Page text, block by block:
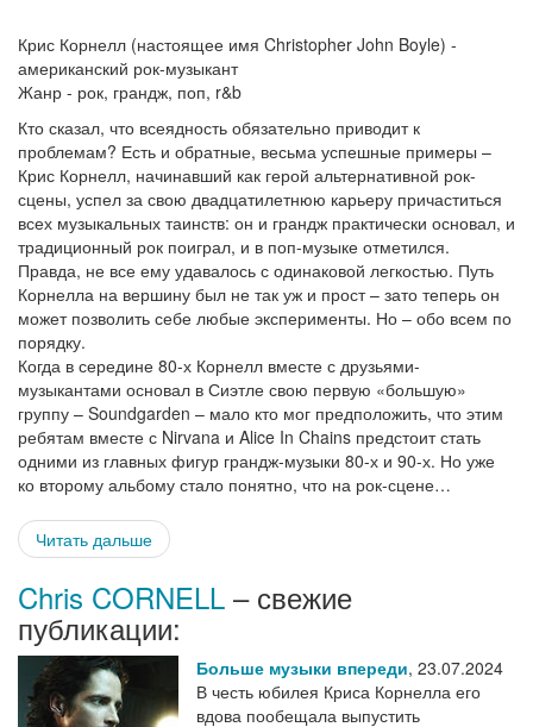
Крис Корнелл (настоящее имя Christopher John Boyle) -
американский рок-музыкант
Жанр - рок, грандж, поп, r&b
Кто сказал, что всеядность обязательно приводит к
проблемам? Есть и обратные, весьма успешные примеры –
Крис Корнелл, начинавший как герой альтернативной рок-
сцены, успел за свою двадцатилетнюю карьеру причаститься
всех музыкальных таинств: он и грандж практически основал, и
традиционный рок поиграл, и в поп-музыке отметился.
Правда, не все ему удавалось с одинаковой легкостью. Путь
Корнелла на вершину был не так уж и прост – зато теперь он
может позволить себе любые эксперименты. Но – обо всем по
порядку.
Когда в середине 80-х Корнелл вместе с друзьями-
музыкантами основал в Сиэтле свою первую «большую»
группу – Soundgarden – мало кто мог предположить, что этим
ребятам вместе с Nirvana и Alice In Chains предстоит стать
одними из главных фигур грандж-музыки 80-х и 90-х. Но уже
ко второму альбому стало понятно, что на рок-сцене…
Читать дальше
Chris CORNELL – свежие
публикации:
Больше музыки впереди, 23.07.2024
В честь юбилея Криса Корнелла его
вдова пообещала выпустить